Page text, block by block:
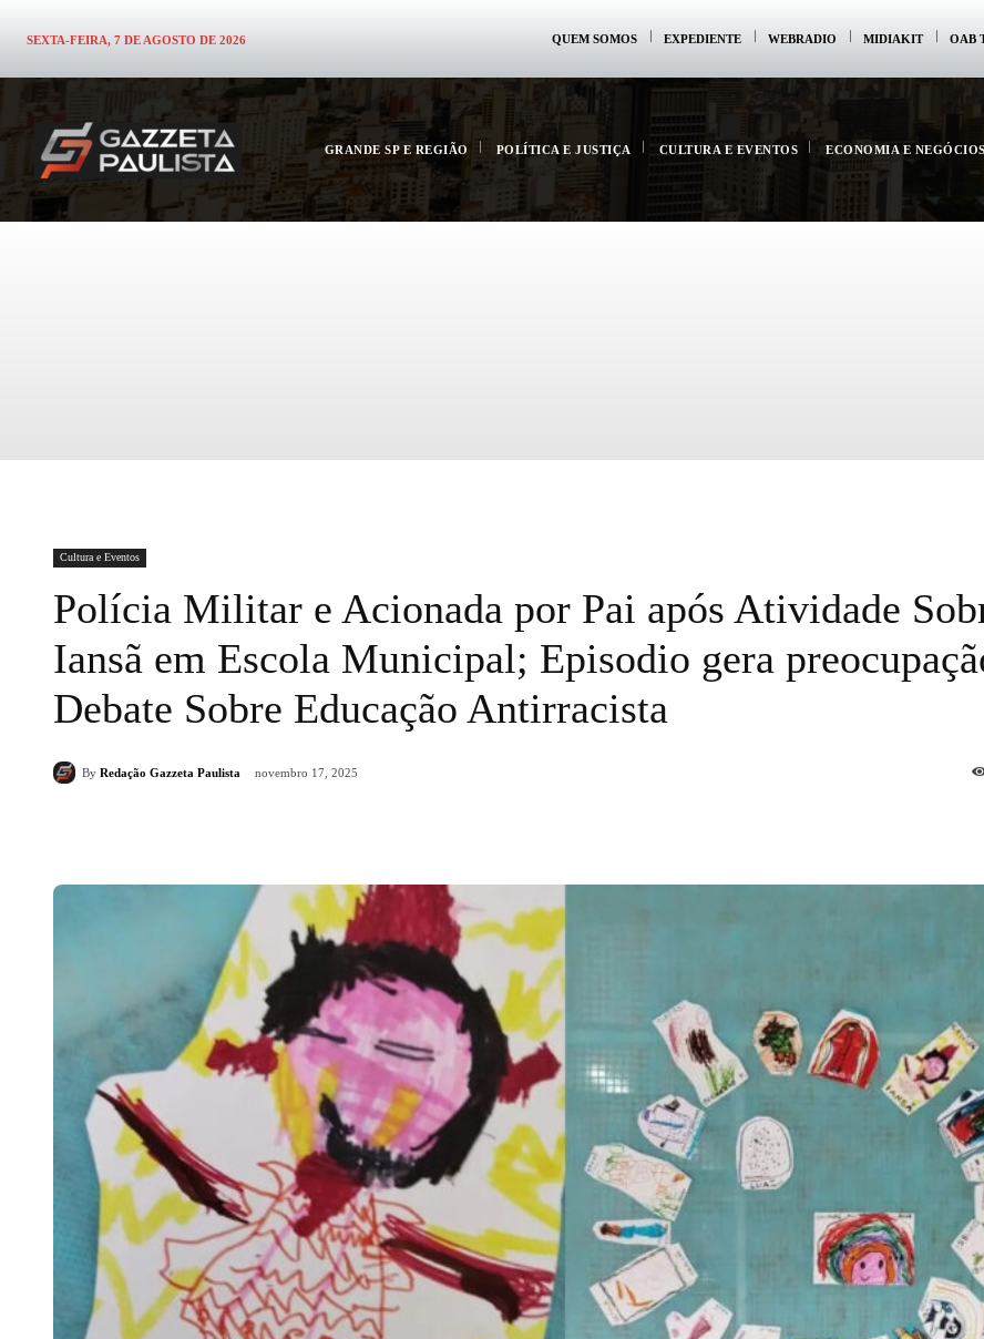
SEXTA-FEIRA, 7 DE AGOSTO DE 2026 QUEM SOMOS EXPEDIENTE WEBRADIO MIDIAKIT OAB
GRANDE SP E REGIÃO POLÍTICA E JUSTIÇA CULTURA E EVENTOS ECONOMIA E NEGÓCIOS
Cultura e Eventos
Polícia Militar e Acionada por Pai após Atividade
Iansã em Escola Municipal; Episodio gera
Debate Sobre Educação Antirracista
By Redação Gazzeta Paulista novembro 17, 2025